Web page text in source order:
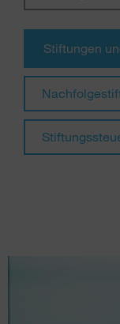
Stiftungen